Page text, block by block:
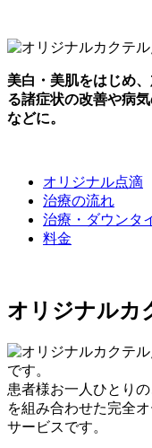
美白・美肌をはじめ
る諸症状の改善や病
などに。
オリジナル点滴
治療の流れ
治療・ダウンタ
料金
オリジナルカ
です。
患者様お一人ひとり
を組み合わせた完全
サービスです。